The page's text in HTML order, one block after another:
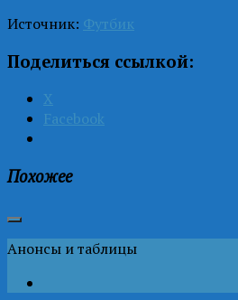
Источник: Футбик
Поделиться ссылкой:
X
Facebook
Похожее
Анонсы и таблицы